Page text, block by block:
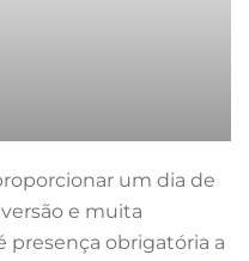
um dia de
e muita
presença obrigatória a